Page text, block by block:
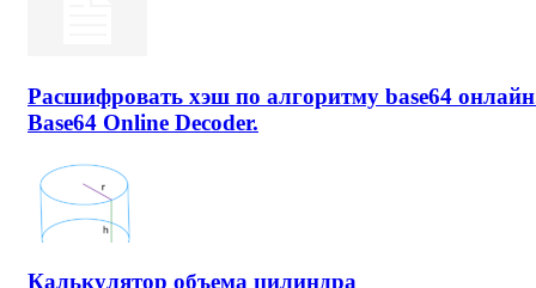
Расшифровать хэш по алгоритму base64
Base64 Online Decoder.
Калькулятор объема цилиндра